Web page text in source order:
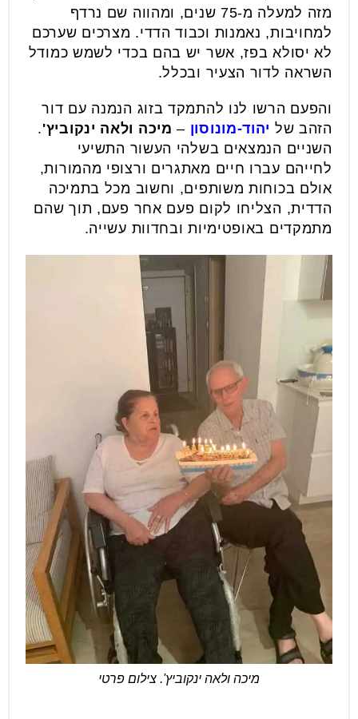
מזה למעלה מ-75 שנים, ומהווה שם נרדף
למחויבות, נאמנות וכבוד הדדי. מצרכים שערכם
לא יסולא בפז, אשר יש בהם בכדי לשמש כמודל
השראה לדור הצעיר ובכלל.
והפעם הרשו לנו להתמקד בזוג הנמנה עם דור
הזהב של יהוד-מונוסון – מיכה ולאה ינקוביץ'.
השניים הנמצאים בשלהי העשור התשיעי
לחייהם עברו חיים מאתגרים ורצופי מהמורות,
אולם בכוחות משותפים, וחשוב מכל בתמיכה
הדדית, הצליחו לקום פעם אחר פעם, תוך שהם
מתמקדים באופטימיות ובחדוות עשייה.
מיכה ולאה ינקוביץ'. צילום פרטי